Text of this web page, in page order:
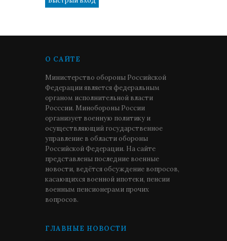
О САЙТЕ
Министерство обороны Российской
Федерации является федеральным
органом исполнительной власти
Росссии. Минобороны России
организует военную политику и
осуществляющий государственное
управление в области обороны
Российской Федерации. На сайте
представлены последние военные
новости, ведётся обсуждение вопросов,
касающихся военной ипотеки, пенсии
военным пенсионерами прочих
вопросов.
ГЛАВНЫЕ НОВОСТИ